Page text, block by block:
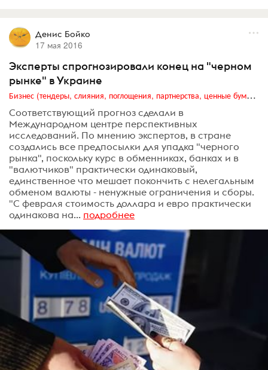
Денис Бойко
17 мая 2016
Эксперты спрогнозировали конец на "черном
рынке" в Украине
Бизнес (тендеры, слияния, поглощения, партнерства, ценные бумаги, акционеры, финансы и отчетность)
Соответствующий прогноз сделали в
Международном центре перспективных
исследований. По мнению экспертов, в стране
создались все предпосылки для упадка "черного
рынка", поскольку курс в обменниках, банках и в
"валютчиков" практически одинаковый,
единственное что мешает покончить с нелегальным
обменом валюты - ненужные ограничения и сборы.
"С февраля стоимость доллара и евро практически
одинакова на... подробнее